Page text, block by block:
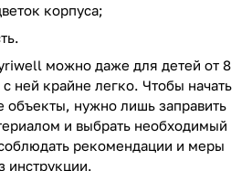
корпуса;
можно даже для детей от 8
с ней крайне легко. Чтобы начать
объекты, нужно лишь заправить
и выбрать необходимый
рекомендации и меры
инструкции.